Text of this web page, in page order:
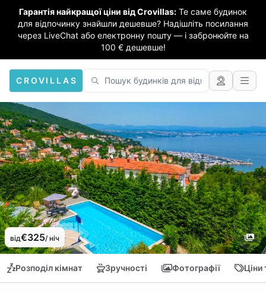
Гарантія найкращої ціни від Crovillas: Те саме будинок
для відпочинку знайшли дешевше? Надішліть посилання
через LiveChat або електронну пошту — і забронюйте на
100 € дешевше!
CROVILLAS
від€325/ ніч
Розподіл кімнат Зручності Фотографії Ціни